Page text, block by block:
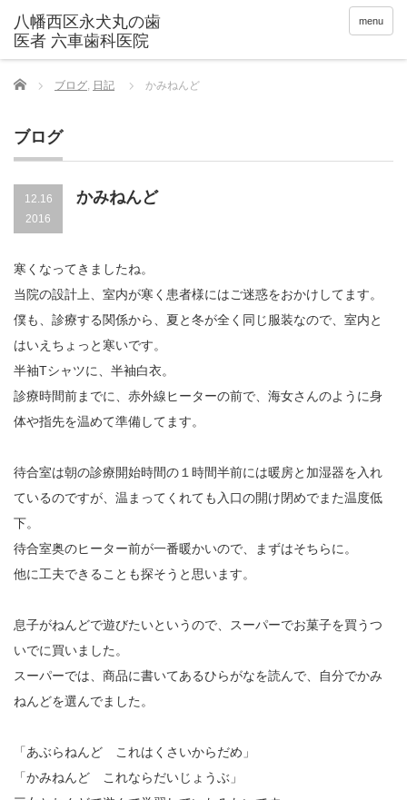
menu
Home ブログ, 日記 かみねんど
ブログ
12.16
2016
かみねんど
寒くなってきましたね。
当院の設計上、室内が寒く患者様にはご迷惑をおかけしてます。
僕も、診療する関係から、夏と冬が全く同じ服装なので、室内と
はいえちょっと寒いです。
半袖Tシャツに、半袖白衣。
診療時間前までに、赤外線ヒーターの前で、海女さんのように身
体や指先を温めて準備してます。
待合室は朝の診療開始時間の１時間半前には暖房と加湿器を入れ
ているのですが、温まってくれても入口の開け閉めでまた温度低
下。
待合室奥のヒーター前が一番暖かいので、まずはそちらに。
他に工夫できることも探そうと思います。
息子がねんどで遊びたいというので、スーパーでお菓子を買うつ
いでに買いました。
スーパーでは、商品に書いてあるひらがなを読んで、自分でかみ
ねんどを選んでました。
「あぶらねんど これはくさいからだめ」
「かみねんど これならだいじょうぶ」